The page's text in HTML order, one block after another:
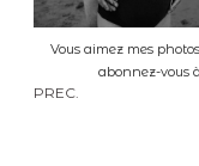
Vous aimez mes
abonnez-vous
PREC.